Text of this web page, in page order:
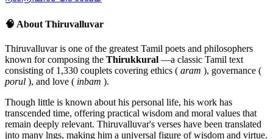
🧠 About Thiruvalluvar
Thiruvalluvar is one of the greatest Tamil poets and philosophers
known for composing the Thirukkural —a classic Tamil text
consisting of 1,330 couplets covering ethics ( aram ), governance (
porul ), and love ( inbam ).
Though little is known about his personal life, his work has
transcended time, offering practical wisdom and moral values that
remain deeply relevant. Thiruvalluvar's verses have been translated
into many lngs, making him a universal figure of wisdom and virtue.